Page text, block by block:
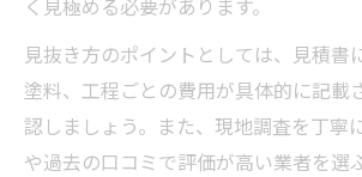
見抜き方のポイントとしては、見積書
塗料、工程ごとの費用が具体的に記載
認しましょう。また、現地調査を丁寧
や過去の口コミで評価が高い業者を選